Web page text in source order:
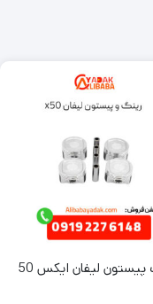
پیستون لیفان ایکس 50